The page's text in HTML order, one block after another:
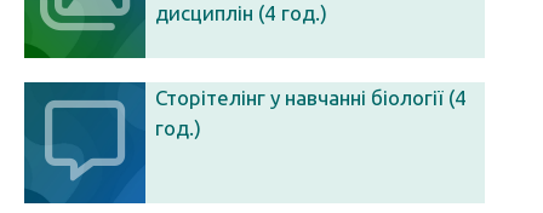
дисциплін (4 год.)
Сторітелінг у навчанні біології (4
год.)